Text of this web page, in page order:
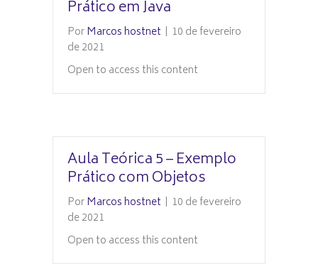
Prático em Java
PorMarcos hostnet | 10 de fevereiro
de 2021
Open to access this content
Aula Teórica 5 – Exemplo
Prático com Objetos
PorMarcos hostnet | 10 de fevereiro
de 2021
Open to access this content